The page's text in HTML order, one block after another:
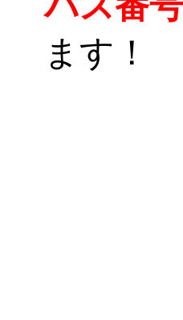
ます！